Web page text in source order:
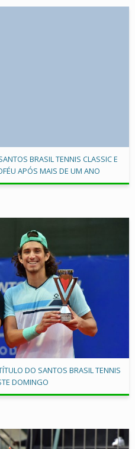
BRASIL TENNIS CLASSIC E
APÓS MAIS DE UM ANO
DO SANTOS BRASIL TENNIS
DOMINGO